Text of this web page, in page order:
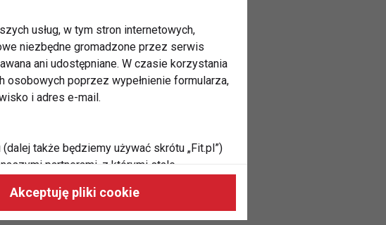
Projekt
klub
usług, w tym stron internetowych,
niezbędne gromadzone przez serwis
ani udostępniane. W czasie korzystania
poprzez wypełnienie formularza,
i adres e-mail.
także będziemy używać skrótu „Fit.pl”)
partnerami, z którymi stale
Akceptuję pliki cookie